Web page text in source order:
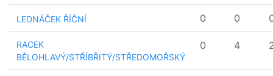
LEDNÁČEK ŘÍČNÍ 0 0
RACEK
BĚLOHLAVÝ/STŘÍBŘITÝ/STŘEDOMOŘSKÝ
0 4